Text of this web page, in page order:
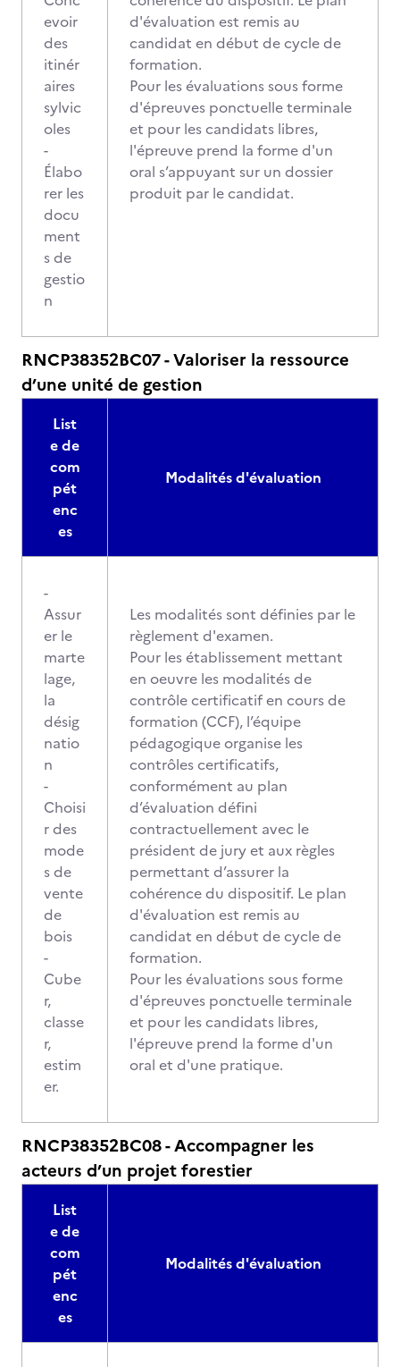
evoir
des
itinér
aires
sylvic
oles
-
Élabo
rer les
docu
ment
s de
gestio
n
d'évaluation est remis au
candidat en début de cycle de
formation.
Pour les évaluations sous forme
d'épreuves ponctuelle terminale
et pour les candidats libres,
l'épreuve prend la forme d'un
oral s’appuyant sur un dossier
produit par le candidat.
RNCP38352BC07 - Valoriser la ressource
d’une unité de gestion
List
e de
com
pét
enc
es
Modalités d'évaluation
-
Assur
er le
marte
lage,
la
désig
natio
n
-
Choisi
r des
mode
s de
vente
de
bois
-
Cube
r,
classe
r,
estim
er.
Les modalités sont définies par le
règlement d'examen.
Pour les établissement mettant
en oeuvre les modalités de
contrôle certificatif en cours de
formation (CCF), l’équipe
pédagogique organise les
contrôles certificatifs,
conformément au plan
d’évaluation défini
contractuellement avec le
président de jury et aux règles
permettant d’assurer la
cohérence du dispositif. Le plan
d'évaluation est remis au
candidat en début de cycle de
formation.
Pour les évaluations sous forme
d'épreuves ponctuelle terminale
et pour les candidats libres,
l'épreuve prend la forme d'un
oral et d'une pratique.
RNCP38352BC08 - Accompagner les
acteurs d’un projet forestier
List
e de
com
pét
enc
es
Modalités d'évaluation